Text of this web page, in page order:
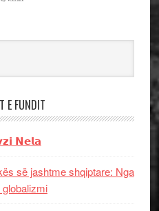
E FUNDIT
𝗡𝗲𝗹𝗮
së jashtme shqiptare: Nga